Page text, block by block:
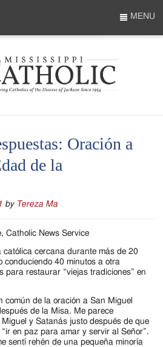
MENU
Oración a
de la
by Tereza Ma
Catholic News Service
católica cercana durante más de 20
conduciendo 40 minutos a otra
para restaurar “viejas tradiciones” en
común de la oración a San Miguel
de la Misa. Me parece
y Satanás justo después de que
en paz para amar y servir al Señor”.
sentí rehén de una pequeña minoría